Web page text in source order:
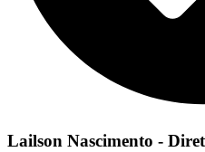
Lailson Nascimento -